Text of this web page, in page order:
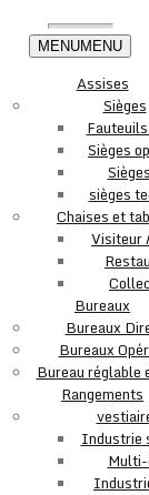
MENUMENU
Assises
Sièges
Sièges
sièges
Chaises et
Visiteur
Bureaux
Bureaux
Bureaux
Bureau réglable
Rangements
Industrie